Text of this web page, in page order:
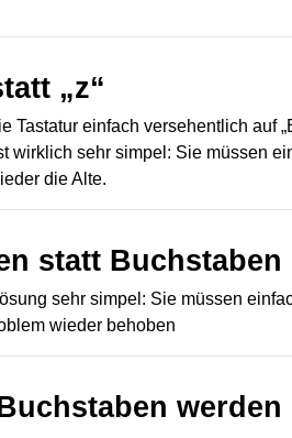
„z“
Tastatur einfach versehentlich auf
wirklich sehr simpel: Sie müssen
die Alte.
statt Buchstaben
sehr simpel: Sie müssen
wieder behoben
werden